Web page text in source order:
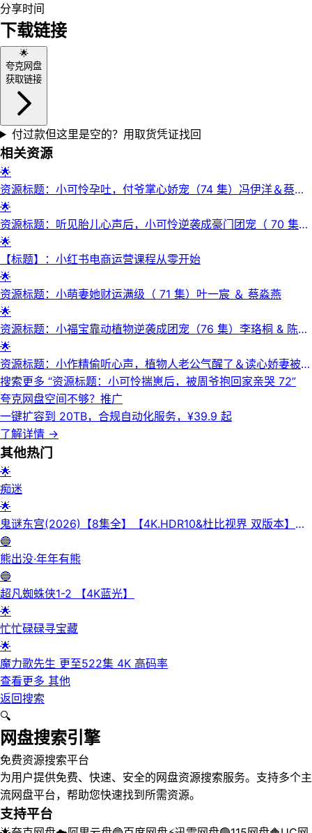
分享时间
下载链接
🌟
夸克网盘
获取链接
付过款但这里是空的？用取货凭证找回
相关资源
🌟
资源标题：小可怜孕吐，付爷掌心娇宠（74 集）冯伊洋＆蔡淼
燕
🌟
资源标题：听见胎儿心声后，小可怜逆袭成豪门团宠（ 70 集）
王康 ＆ 李佳怡
🌟
【标题】：小红书电商运营课程从零开始
🌟
资源标题：小萌妻她财运满级（ 71 集）叶一宸 ＆ 蔡淼燕
🌟
资源标题：小福宝靠动植物逆袭成团宠（76 集）李珞桐 & 陈益
楠
🌟
资源标题：小作精偷听心声，植物人老公气醒了＆读心娇妻被傅
总全家团宠了＆好孕甜妻她靠偷听心声成全家团宠（67 集）何
连飞＆尤洋
搜索更多 “资源标题：小可怜揣崽后，被周爷抱回家亲哭 72”
夸克网盘空间不够？ 推广
一键扩容到 20TB，合规自动化服务，¥39.9 起
了解详情 →
其他热门
🌟
痴迷
🌟
鬼谜东宫(2026)【8集全】【4K.HDR10&杜比视界 双版本】
【高码率】【内封简繁英】【杜比全景声】
🔵
熊出没·年年有熊
🔵
超凡蜘蛛侠1-2 【4K蓝光】
🌟
忙忙碌碌寻宝藏
🌟
魔力歌先生 更至522集 4K 高码率
查看更多 其他
返回搜索
🔍
网盘搜索引擎
免费资源搜索平台
为用户提供免费、快速、安全的网盘资源搜索服务。支持多个主
流网盘平台，帮助您快速找到所需资源。
支持平台